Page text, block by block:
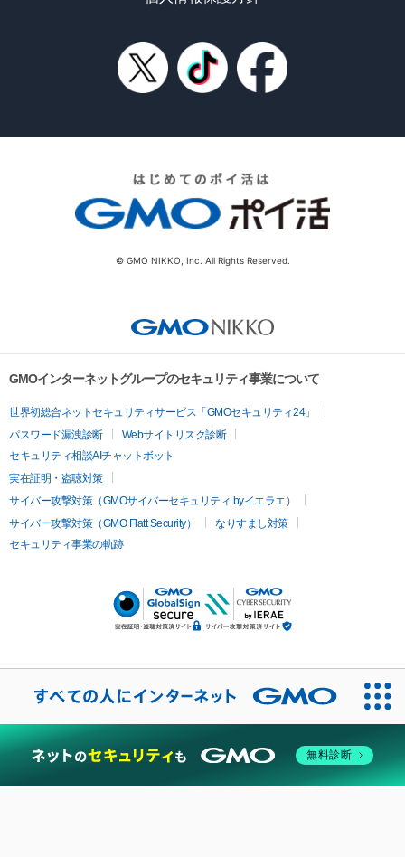
© GMO NIKKO, Inc. All Rights Reserved.
GMOインターネットグループのセキュリティ事業について
世界初総合ネットセキュリティサービス「GMOセキュリティ24」
パスワード漏洩診断
Webサイトリスク診断
セキュリティ相談AIチャットボット
実在証明・盗聴対策
サイバー攻撃対策（GMOサイバーセキュリティ byイエラエ）
サイバー攻撃対策（GMO Flatt Security）
なりすまし対策
セキュリティ事業の軌跡
無料診断